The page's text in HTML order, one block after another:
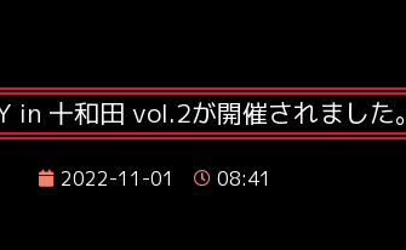
in 十和田 vol.2が開催されました。
2022-11-01 08:41